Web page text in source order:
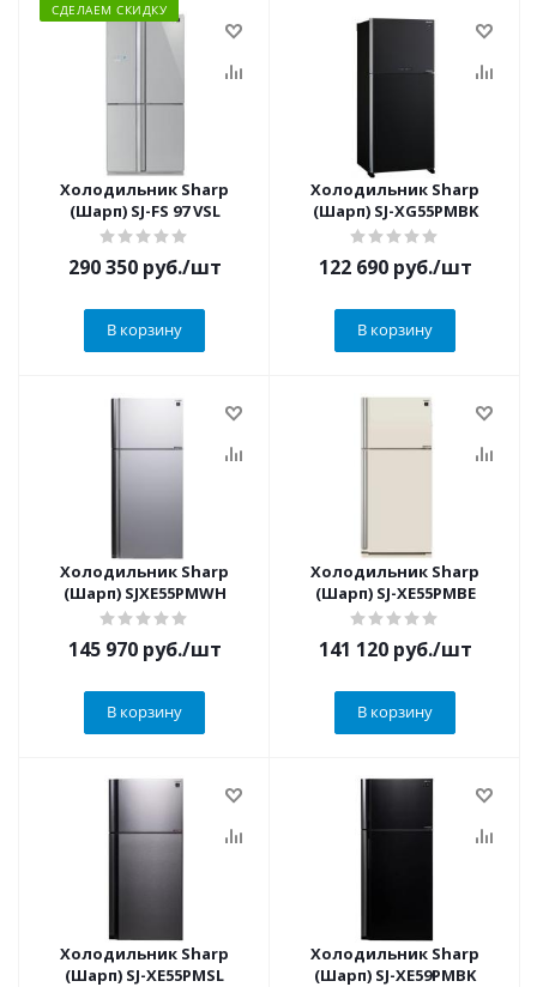
СДЕЛАЕМ СКИДКУ
Холодильник Sharp
(Шарп) SJ-FS 97 VSL
290 350руб./шт
В корзину
Холодильник Sharp
(Шарп) SJ-XG55PMBK
122 690руб./шт
В корзину
Холодильник Sharp
(Шарп) SJXE55PMWH
145 970руб./шт
В корзину
Холодильник Sharp
(Шарп) SJ-XE55PMBE
141 120руб./шт
В корзину
Холодильник Sharp
(Шарп) SJ-XE55PMSL
Холодильник Sharp
(Шарп) SJ-XE59PMBK